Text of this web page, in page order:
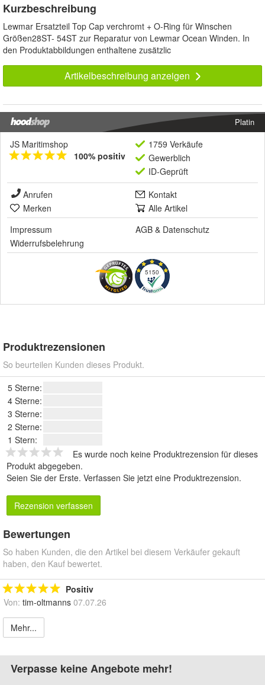
Kurzbeschreibung
Lewmar Ersatzteil Top Cap verchromt + O-Ring für Winschen
Größen28ST- 54ST zur Reparatur von Lewmar Ocean Winden. In
den Produktabbildungen enthaltene zusätzlic
Artikelbeschreibung anzeigen
Platin
JS Maritimshop
100% positiv
1759 Verkäufe
Gewerblich
ID-Geprüft
Anrufen
Kontakt
Merken
Alle Artikel
Impressum
AGB & Datenschutz
Widerrufsbelehrung
5150
Produktrezensionen
So beurteilen Kunden dieses Produkt.
5 Sterne:
4 Sterne:
3 Sterne:
2 Sterne:
1 Stern:
Es wurde noch keine Produktrezension für dieses
Produkt abgegeben.
Seien Sie der Erste. Verfassen Sie jetzt eine Produktrezension.
Rezension verfassen
Bewertungen
So haben Kunden, die den Artikel bei diesem Verkäufer gekauft
haben, den Kauf bewertet.
Positiv
Von: tim-oltmanns 07.07.26
Mehr...
Verpasse keine Angebote mehr!